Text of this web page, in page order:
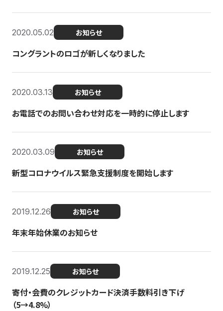
2020.05.02 お知らせ
コングラントのロゴが新しくなりました
2020.03.13 お知らせ
お電話でのお問い合わせ対応を一時的に停止します
2020.03.09 お知らせ
新型コロナウイルス緊急支援制度を開始します
2019.12.26 お知らせ
年末年始休業のお知らせ
2019.12.25 お知らせ
寄付・会費のクレジットカード決済手数料引き下げ
（5→4.8%）